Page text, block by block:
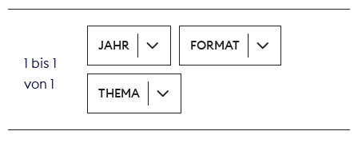
Print
1 bis 1
von 1
JAHR FORMAT
THEMA